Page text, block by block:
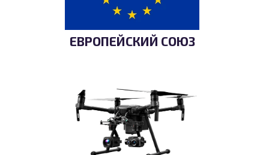
ЕВРОПЕЙСКИЙ СОЮЗ